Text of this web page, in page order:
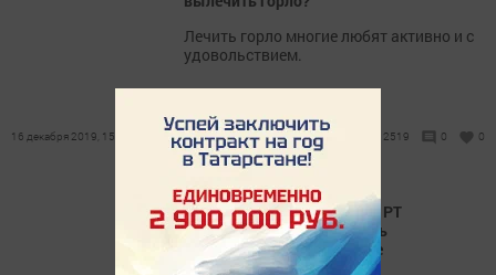
Лечить горло многие любят активно и с
удовольствием.
16 декабря 2019, 15:52 2519 0 0
Госавтоинспекция МВД по РТ
призывает водителей быть
внимательными на дороге